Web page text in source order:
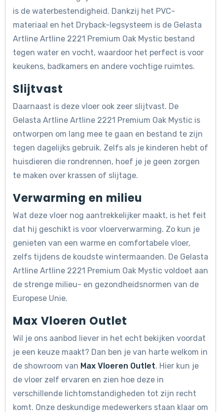
is de waterbestendigheid. Dankzij het PVC-
materiaal en het Dryback-legsysteem is de Gelasta
Artline Artline 2221 Premium Oak Mystic bestand
tegen water en vocht, waardoor het perfect is voor
keukens, badkamers en andere vochtige ruimtes.
Slijtvast
Daarnaast is deze vloer ook zeer slijtvast. De
Gelasta Artline Artline 2221 Premium Oak Mystic is
ontworpen om lang mee te gaan en bestand te zijn
tegen dagelijks gebruik. Zelfs als je kinderen hebt of
huisdieren die rondrennen, hoef je je geen zorgen
te maken over krassen of slijtage.
Verwarming en milieu
Wat deze vloer nog aantrekkelijker maakt, is het feit
dat hij geschikt is voor vloerverwarming. Zo kun je
genieten van een warme en comfortabele vloer,
zelfs tijdens de koudste wintermaanden. De Gelasta
Artline Artline 2221 Premium Oak Mystic voldoet aan
de strenge milieu- en gezondheidsnormen van de
Europese Unie.
Max Vloeren Outlet
Wil je ons aanbod liever in het echt bekijken voordat
je een keuze maakt? Dan ben je van harte welkom in
de showroom van Max Vloeren Outlet. Hier kun je
de vloer zelf ervaren en zien hoe deze in
verschillende lichtomstandigheden tot zijn recht
komt. Onze deskundige medewerkers staan klaar om